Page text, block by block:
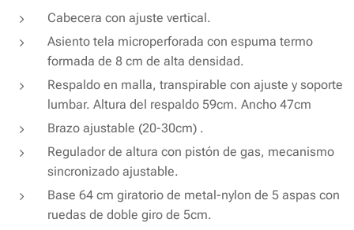
Cabecera con ajuste vertical.
Asiento tela microperforada con espuma termo
formada de 8 cm de alta densidad.
Respaldo en malla, transpirable con ajuste y soporte
lumbar. Altura del respaldo 59cm. Ancho 47cm
Brazo ajustable (20-30cm) .
Regulador de altura con pistón de gas, mecanismo
sincronizado ajustable.
Base 64 cm giratorio de metal-nylon de 5 aspas con
ruedas de doble giro de 5cm.